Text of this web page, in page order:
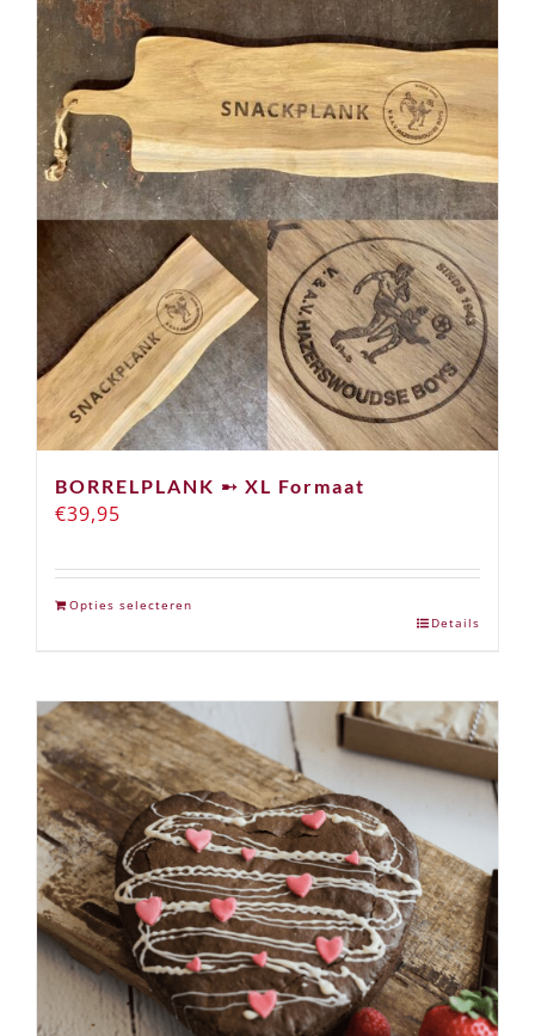
BORRELPLANK ➸ XL Formaat
€39,95
Opties selecteren
Details